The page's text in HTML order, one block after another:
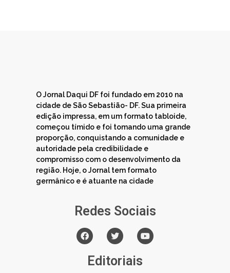
O Jornal Daqui DF foi fundado em 2010 na
cidade de São Sebastião- DF. Sua primeira
edição impressa, em um formato tabloide,
começou tímido e foi tomando uma grande
proporção, conquistando a comunidade e
autoridade pela credibilidade e
compromisso com o desenvolvimento da
região. Hoje, o Jornal tem formato
germânico e é atuante na cidade
Redes Sociais
Editoriais